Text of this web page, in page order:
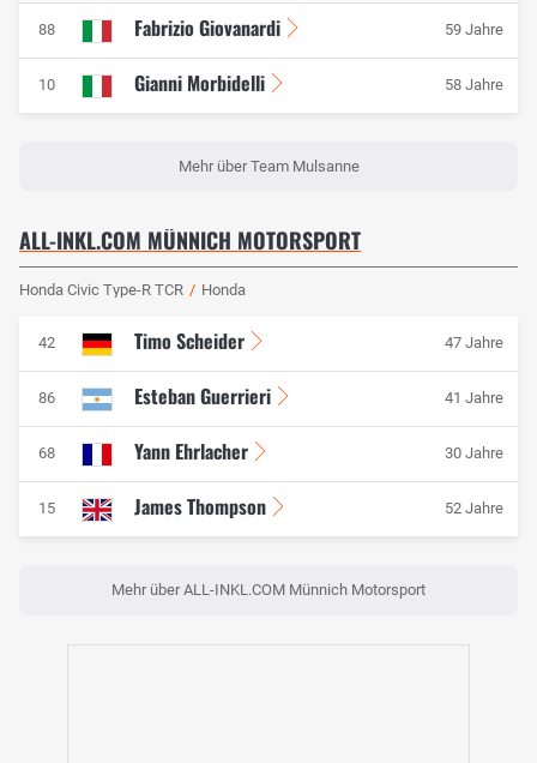
88 Fabrizio Giovanardi 59 Jahre
10 Gianni Morbidelli 58 Jahre
Mehr über Team Mulsanne
ALL-INKL.COM MÜNNICH MOTORSPORT
Honda Civic Type-R TCR / Honda
42 Timo Scheider 47 Jahre
86 Esteban Guerrieri 41 Jahre
68 Yann Ehrlacher 30 Jahre
15 James Thompson 52 Jahre
Mehr über ALL-INKL.COM Münnich Motorsport